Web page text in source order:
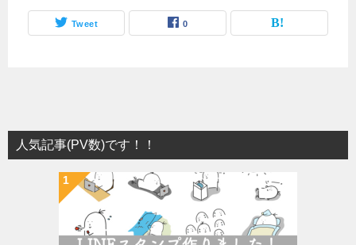
Tweet 0
人気記事(PV数)です！！